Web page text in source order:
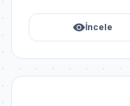
İncele